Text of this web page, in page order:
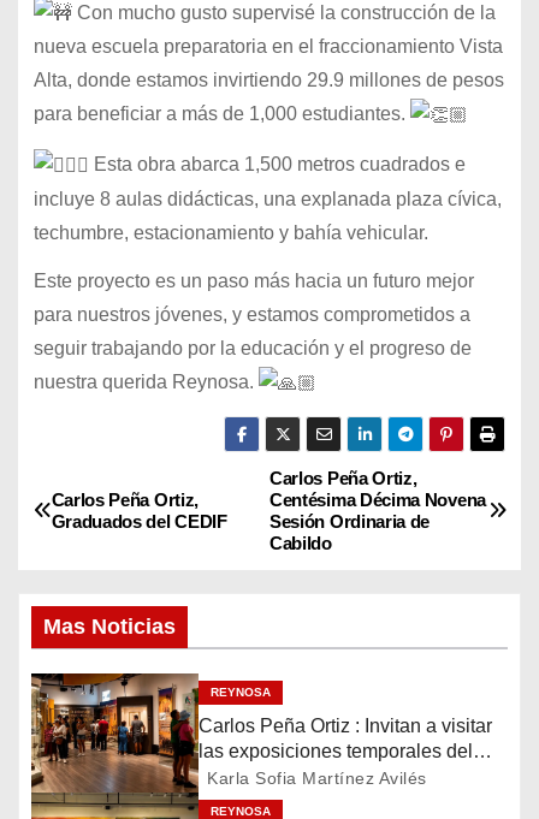
Con mucho gusto supervisé la construcción de la
nueva escuela preparatoria en el fraccionamiento Vista
Alta, donde estamos invirtiendo 29.9 millones de pesos
para beneficiar a más de 1,000 estudiantes.
Esta obra abarca 1,500 metros cuadrados e
incluye 8 aulas didácticas, una explanada plaza cívica,
techumbre, estacionamiento y bahía vehicular.
Este proyecto es un paso más hacia un futuro mejor
para nuestros jóvenes, y estamos comprometidos a
seguir trabajando por la educación y el progreso de
nuestra querida Reynosa.
N
e
g
a
c
Carlos Peña Ortiz,
Centésima Décima Novena
Sesión Ordinaria de
Cabildo
Carlos Peña Ortiz,
Graduados del CEDIF
Mas Noticias
REYNOSA
Carlos Peña Ortiz : Invitan a visitar
las exposiciones temporales del
Museo del Ferrocarril Reynosa
Karla Sofia Martínez Avilés
REYNOSA